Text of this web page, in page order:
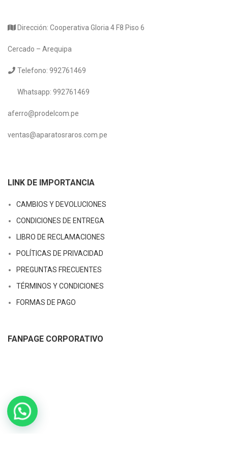
Dirección: Cooperativa Gloria 4 F8 Piso 6
Cercado – Arequipa
Telefono: 992761469
Whatsapp: 992761469
aferro@prodelcom.pe
ventas@aparatosraros.com.pe
LINK DE IMPORTANCIA
CAMBIOS Y DEVOLUCIONES
CONDICIONES DE ENTREGA
LIBRO DE RECLAMACIONES
POLÍTICAS DE PRIVACIDAD
PREGUNTAS FRECUENTES
TÉRMINOS Y CONDICIONES
FORMAS DE PAGO
FANPAGE CORPORATIVO